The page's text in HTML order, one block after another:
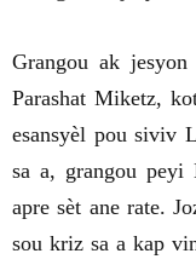
Grangou ak
Parashat Miketz,
esansyèl pou siviv
sa a, grangou peyi
apre sèt ane rate.
sou kriz sa a kap